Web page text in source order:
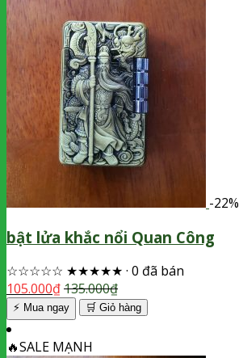
-22%
bật lửa khắc nổi Quan Công
☆☆☆☆☆ ★★★★★ · 0 đã bán
105.000₫135.000₫
⚡ Mua ngay 🛒 Giỏ hàng
🔥SALE MẠNH